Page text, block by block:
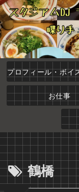
プロフィール・ボイ
お仕事
鶴橋